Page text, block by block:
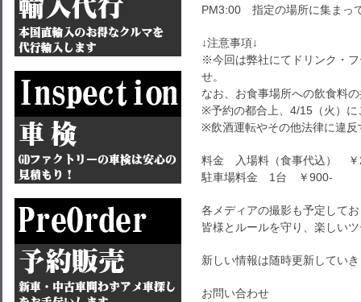
PM3:00 指定の場所に集まっ
↓注意事項↓
※今回は弊社にてドリンク・
せ。
なお、お食事場所への飲食料
※予約の都合上、4/15（火）
※飲酒運転やその他法律に違
料金 入場料（食事代込）
駐車場料金 1台 ￥900-
各メディアの撮影も予定して
皆様とルールを守り、楽しい
新しい情報は随時更新してい
お問い合わせ